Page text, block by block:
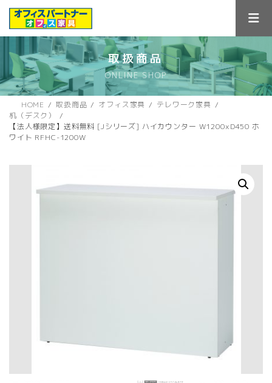
ス
キ
ン
に
取扱商品
ONLINE SHOP
HOME 取扱商品 オフィス家具
テレワーク家具
机（デスク）
【法人様限定】送料無料 [Jシリーズ] ハイカウンター W1200xD450 ホ
ワイト RFHC-1200W